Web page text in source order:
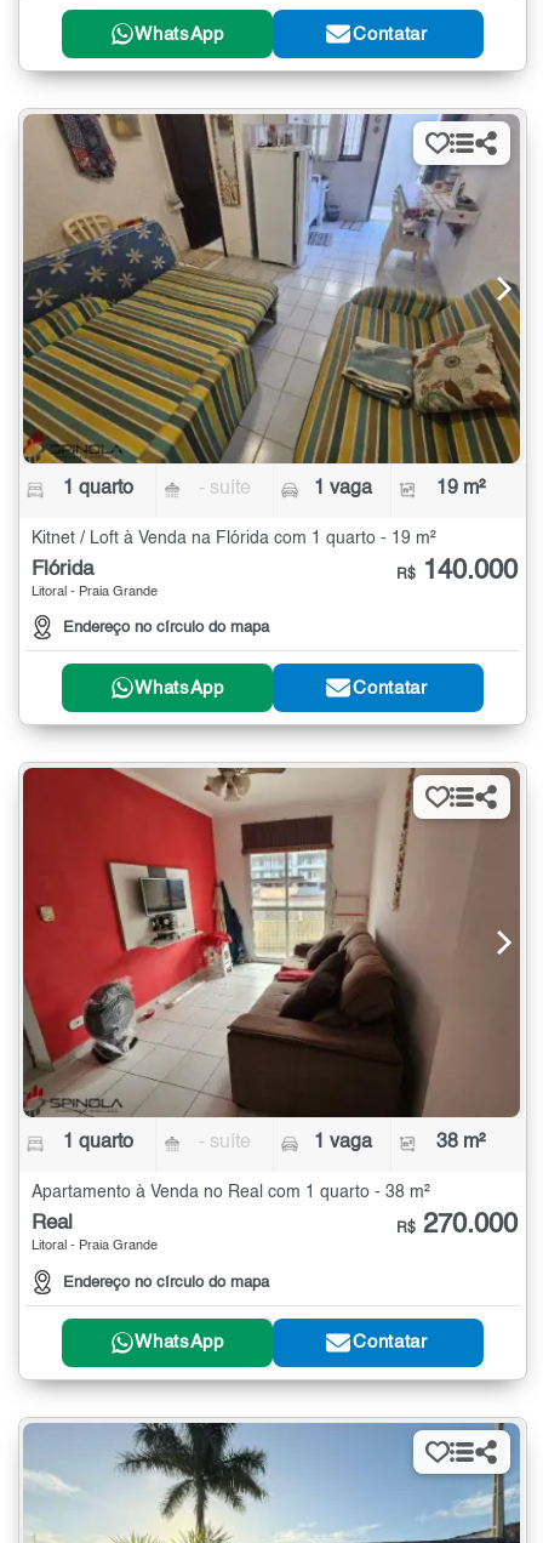
WhatsApp Contatar
1 quarto - suíte 1 vaga 19 m²
Kitnet / Loft à Venda na Flórida com 1 quarto - 19 m²
Flórida
Litoral - Praia Grande
Endereço no círculo do mapa
R$ 140.000
WhatsApp Contatar
1 quarto - suíte 1 vaga 38 m²
Apartamento à Venda no Real com 1 quarto - 38 m²
Real
Litoral - Praia Grande
Endereço no círculo do mapa
R$ 270.000
WhatsApp Contatar